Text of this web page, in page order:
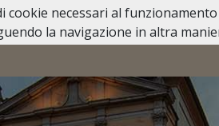
CREMAZIONE SERVIZI
necessari al
la navigazione in altra